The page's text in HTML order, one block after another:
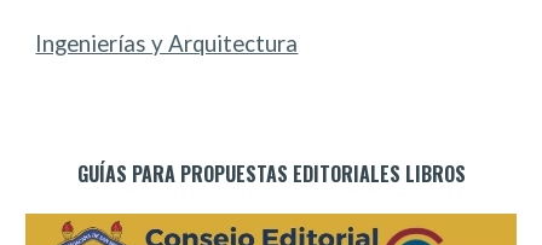
Ingenierías y Arquitectura
GUÍAS PARA PROPUESTAS EDITORIALES LIBROS